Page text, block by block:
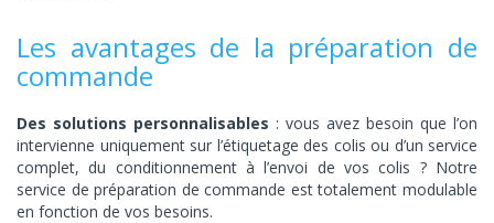
Les avantages de la préparation de
commande
Des solutions personnalisables : vous avez besoin que l’on
intervienne uniquement sur l’étiquetage des colis ou d’un service
complet, du conditionnement à l’envoi de vos colis ? Notre
service de préparation de commande est totalement modulable
en fonction de vos besoins.